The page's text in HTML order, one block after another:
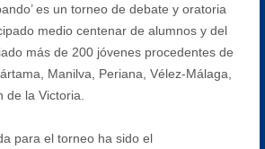
es un torneo de debate y oratoria
medio centenar de alumnos y del
más de 200 jóvenes procedentes de
Manilva, Periana, Vélez-Málaga,
de la Victoria.
para el torneo ha sido el